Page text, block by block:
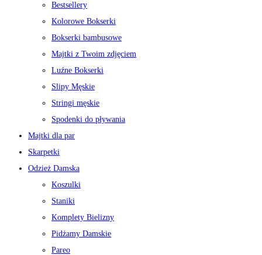
Bestsellery
Kolorowe Bokserki
Bokserki bambusowe
Majtki z Twoim zdjęciem
Luźne Bokserki
Slipy Męskie
Stringi męskie
Spodenki do pływania
Majtki dla par
Skarpetki
Odzież Damska
Koszulki
Staniki
Komplety Bielizny
Pidżamy Damskie
Pareo